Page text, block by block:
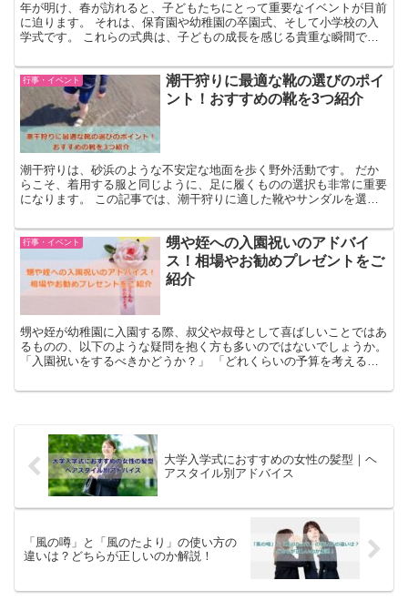
年が明け、春が訪れると、子どもたちにとって重要なイベントが目前
に迫ります。 それは、保育園や幼稚園の卒園式、そして小学校の入
学式です。 これらの式典は、子どもの成長を感じる貴重な瞬間であ
行事・イベント
潮干狩りに最適な靴の選びのポイ
ント！おすすめの靴を3つ紹介
潮干狩りは、砂浜のような不安定な地面を歩く野外活動です。 だか
らこそ、着用する服と同じように、足に履くものの選択も非常に重要
になります。 この記事では、潮干狩りに適した靴やサンダルを選ぶ
行事・イベント
甥や姪への入園祝いのアドバイ
ス！相場やお勧めプレゼントをご
紹介
甥や姪が幼稚園に入園する際、叔父や叔母として喜ばしいことではあ
るものの、以下のような疑問を抱く方も多いのではないでしょうか。
「入園祝いをするべきかどうか？」 「どれくらいの予算を考えるべ
大学入学式におすすめの女性の髪型｜ヘ
アスタイル別アドバイス
「風の噂」と「風のたより」の使い方の
違いは？どちらが正しいのか解説！